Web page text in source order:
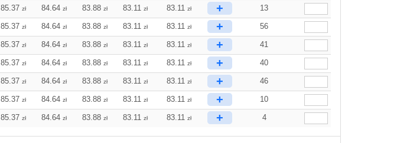
85.37zł 84.64zł 83.88zł 83.11 zł 83.11 zł + 13
85.37zł 84.64zł 83.88zł 83.11 zł 83.11 zł + 56
85.37zł 84.64zł 83.88zł 83.11 zł 83.11 zł + 41
85.37zł 84.64zł 83.88zł 83.11 zł 83.11 zł + 40
85.37zł 84.64zł 83.88zł 83.11 zł 83.11 zł + 46
85.37zł 84.64zł 83.88zł 83.11 zł 83.11 zł + 10
85.37zł 84.64zł 83.88zł 83.11 zł 83.11 zł + 4